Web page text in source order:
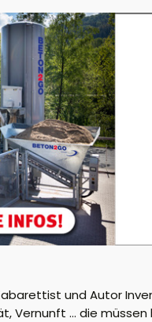
und Autor
Vernunft … die